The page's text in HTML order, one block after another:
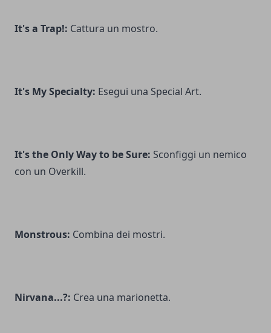
It's a Trap!: Cattura un mostro.
It's My Specialty: Esegui una Special Art.
It's the Only Way to be Sure: Sconfiggi un nemico
con un Overkill.
Monstrous: Combina dei mostri.
Nirvana...?: Crea una marionetta.